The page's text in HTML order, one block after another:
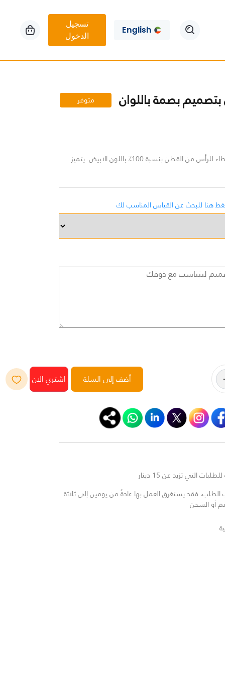
English
تسجيل
الدخول
بصمة باللوان متوفر
ستره عالية الجوده بغطاء للرأس من القطن بنسبة 100٪ باللون الابيض. يتميز
هنا للبحث عن القياس المناسب لك
أضف إلى السلة
التي تزيد عن 15 دينار
فقد يستغرق العمل بها عادةً من يومين إلى ثلاثة
أو الشحن